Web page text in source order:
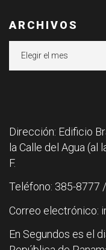
ARCHIVOS
Dirección: Edificio
la Calle del Agua (al
F.
Teléfono: 385-8777
Correo electrónico:
En Segundos es el